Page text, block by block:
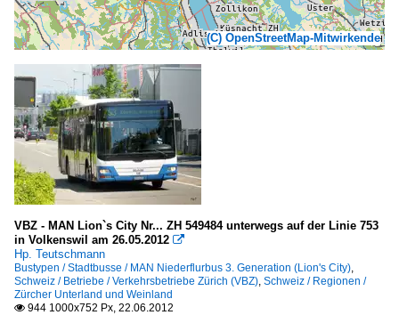
(C) OpenStreetMap-Mitwirkende
VBZ - MAN Lion`s City Nr... ZH 549484 unterwegs auf der Linie 753
in Volkenswil am 26.05.2012 
Hp. Teutschmann
Bustypen / Stadtbusse / MAN Niederflurbus 3. Generation (Lion's City),
Schweiz / Betriebe / Verkehrsbetriebe Zürich (VBZ), Schweiz / Regionen /
Zürcher Unterland und Weinland
 944 1000x752 Px, 22.06.2012